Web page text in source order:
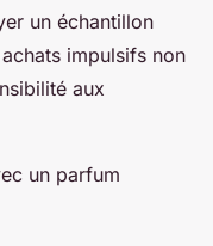
un échantillon
impulsifs non
aux
un parfum